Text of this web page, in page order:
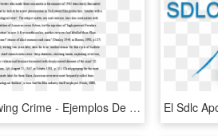
Noir Drawing Crime - Ejemplos De Políticas Para El Area De Finanzas, HD Png Download